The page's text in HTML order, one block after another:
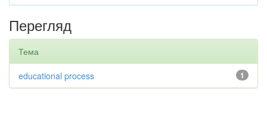
Перегляд
Тема
1
educational process